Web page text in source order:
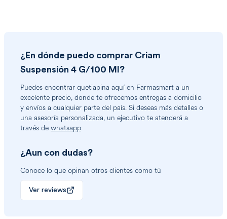
¿En dónde puedo comprar Criam
Suspensión 4 G/100 Ml ?
Puedes encontrar quetiapina aquí en Farmasmart a un
excelente precio, donde te ofrecemos entregas a domicilio
y envíos a cualquier parte del país. Si deseas más detalles o
una asesoría personalizada, un ejecutivo te atenderá a
través de whatsapp
¿Aun con dudas?
Conoce lo que opinan otros clientes como tú
Ver reviews